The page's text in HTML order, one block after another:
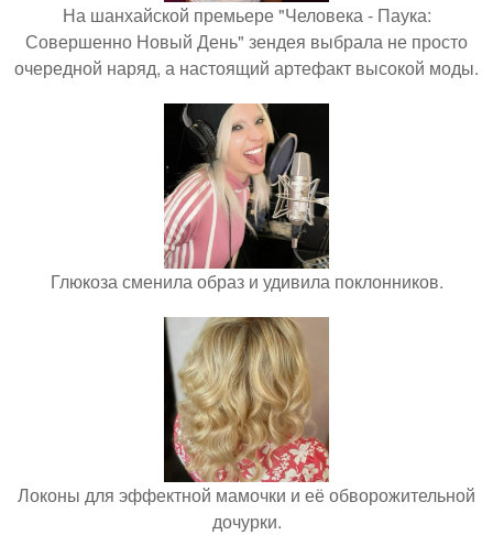
На шанхайской премьере "Человека - Паука:
Совершенно Новый День" зендея выбрала не просто
очередной наряд, а настоящий артефакт высокой моды.
Глюкоза сменила образ и удивила поклонников.
Локоны для эффектной мамочки и её обворожительной
дочурки.